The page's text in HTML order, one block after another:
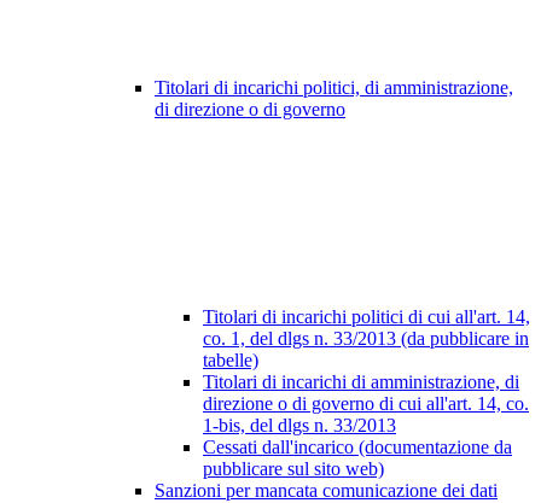
Titolari di incarichi politici, di amministrazione,
di direzione o di governo
Titolari di incarichi politici di cui all'art. 14,
co. 1, del dlgs n. 33/2013 (da pubblicare in
tabelle)
Titolari di incarichi di amministrazione, di
direzione o di governo di cui all'art. 14, co.
1-bis, del dlgs n. 33/2013
Cessati dall'incarico (documentazione da
pubblicare sul sito web)
Sanzioni per mancata comunicazione dei dati